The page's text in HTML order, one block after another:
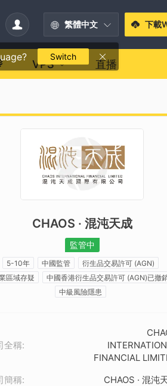
繁體中文
Switch
下載
VPS 直播
CHAOS · 混沌天成
監管中
5-10年 中國監管
衍生品交易許可 (AGN)
區域存疑
中國香港衍生品交易許可 (AGN)已撤
中級風險隱患
全稱:
FINANCIAL
簡稱:
CHAOS · 混沌